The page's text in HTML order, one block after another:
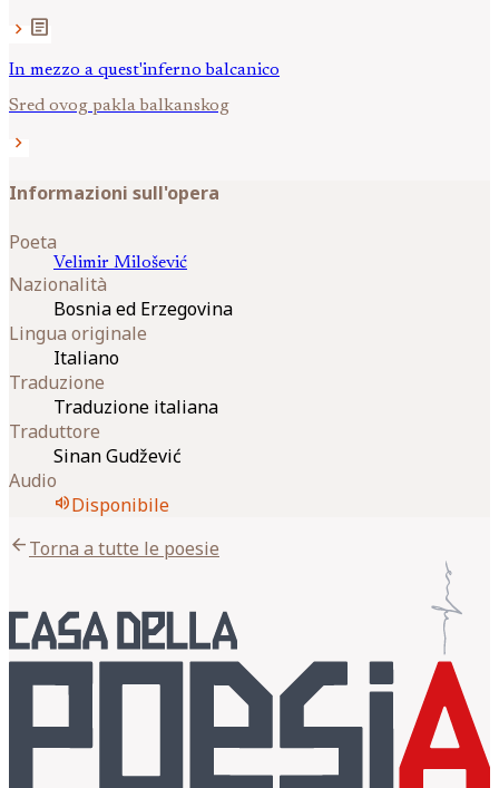
chevron_right article
In mezzo a quest'inferno balcanico
Sred ovog pakla balkanskog
chevron_right
Informazioni sull'opera
Poeta
Velimir Milošević
Nazionalità
Bosnia ed Erzegovina
Lingua originale
Italiano
Traduzione
Traduzione italiana
Traduttore
Sinan Gudžević
Audio
volume_upDisponibile
arrow_backTorna a tutte le poesie